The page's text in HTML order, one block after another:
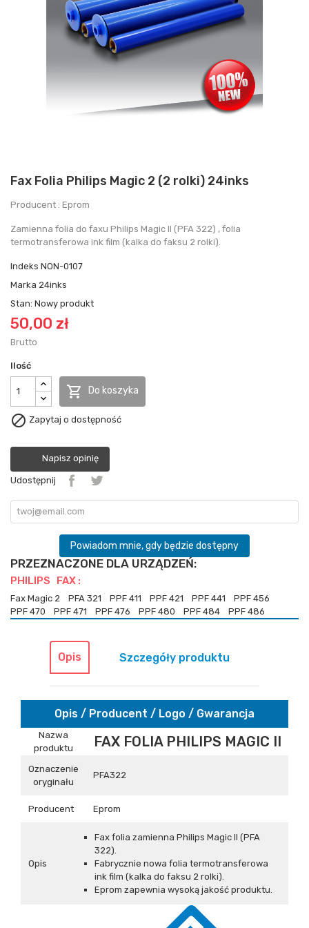
Fax Folia Philips Magic 2 (2 rolki) 24inks
Producent : Eprom
Zamienna folia do faxu Philips Magic II (PFA 322) , folia
termotransferowa ink film (kalka do faksu 2 rolki).
Indeks NON-0107
Marka 24inks
Stan: Nowy produkt
50,00 zł
Brutto
Ilość
 Do koszyka
 Zapytaj o dostępność
Napisz opinię
Udostępnij
Powiadom mnie, gdy będzie dostępny
PRZEZNACZONE DLA URZĄDZEŃ:
PHILIPS FAX :
Fax Magic 2 PFA 321 PPF 411 PPF 421 PPF 441
PPF 456
PPF 470
PPF 471 PPF 476 PPF 480 PPF 484 PPF 486
Opis Szczegóły produktu
Opis / Producent / Logo / Gwarancja
Nazwa
produktu
FAX FOLIA PHILIPS MAGIC II
Oznaczenie
oryginału
PFA322
Producent Eprom
Opis
Fax folia zamienna Philips Magic II (PFA
322).
Fabrycznie nowa folia termotransferowa
ink film (kalka do faksu 2 rolki).
Eprom zapewnia wysoką jakość produktu.